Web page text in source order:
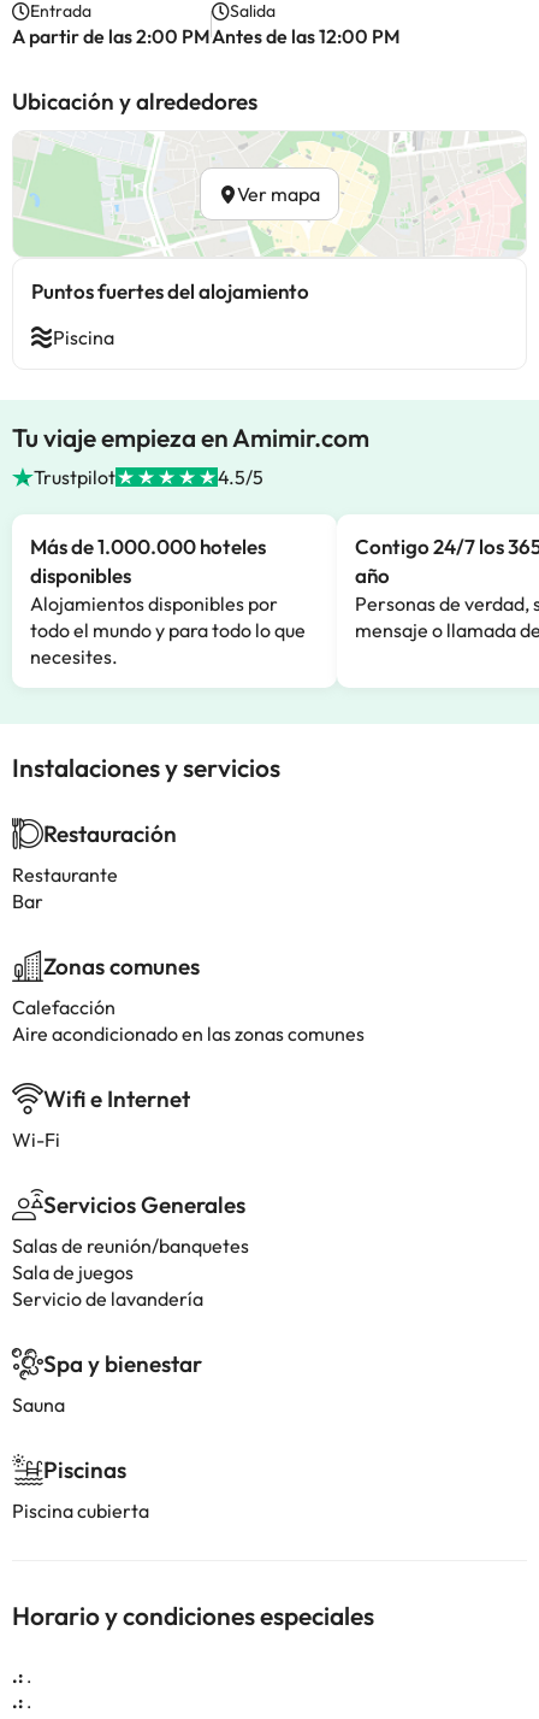
Entrada
A partir de las 2:00 PM
Salida
Antes de las 12:00 PM
Ubicación y alrededores
Ver mapa
Puntos fuertes del alojamiento
Piscina
Tu viaje empieza en Amimir.com
Trustpilot 4.5/5
Más de 1.000.000 hoteles
disponibles
Alojamientos disponibles por
todo el mundo y para todo lo que
necesites.
Contigo 24/7 los
año
Personas de verdad,
mensaje o llamada
Instalaciones y servicios
Restauración
Restaurante
Bar
Zonas comunes
Calefacción
Aire acondicionado en las zonas comunes
Wifi e Internet
Wi-Fi
Servicios Generales
Salas de reunión/banquetes
Sala de juegos
Servicio de lavandería
Spa y bienestar
Sauna
Piscinas
Piscina cubierta
Horario y condiciones especiales
.: .
.: .